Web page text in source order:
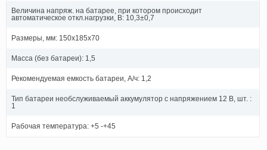
Величина напряж. на батарее, при котором происходит
автоматическое откл.нагрузки, В: 10,3±0,7
Размеры, мм: 150x185x70
Масса (без батареи): 1,5
Рекомендуемая емкость батареи, А/ч: 1,2
Тип батареи необслуживаемый аккумулятор с напряжением 12 В, шт. :
1
Рабочая температура: +5 -+45